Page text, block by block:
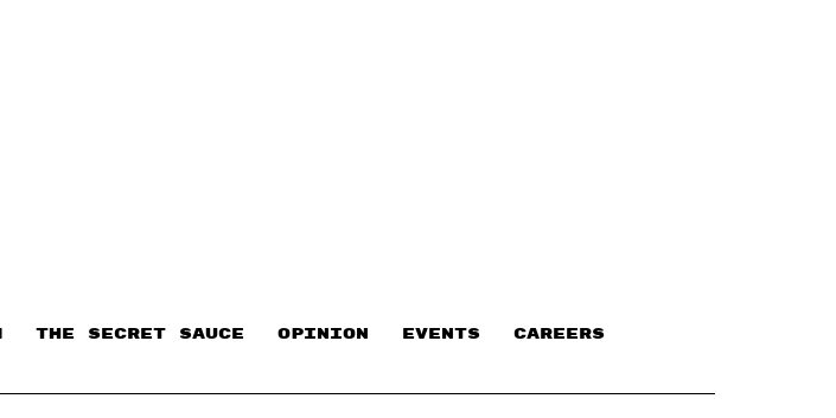
THE SECRET SAUCE​ OPINION EVENTS CAREERS